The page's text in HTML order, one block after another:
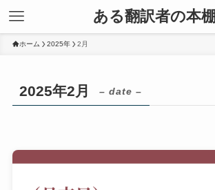
ある翻訳者の本棚
ホーム 2025年 2月
2025年2月 – date –